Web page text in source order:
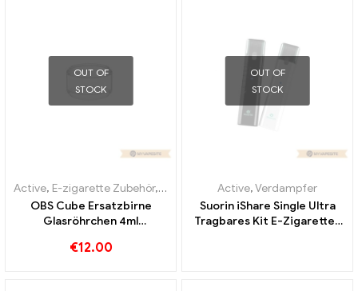
OUT OF
STOCK
Active, E-zigarette Zubehör, Verdampfer
OBS Cube Ersatzbirne
Glasröhrchen 4ml
Großhandel丨Custom
€12.00
OUT OF
STOCK
Active,Verdampfer
Suorin iShare Single Ultra
Tragbares Kit E-Zigaretten